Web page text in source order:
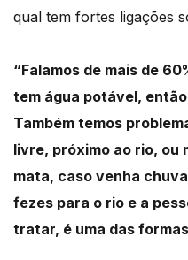
qual tem fortes ligações
“Falamos de mais de
tem água potável,
Também temos
livre, próximo ao rio, ou
mata, caso venha
fezes para o rio e a
tratar, é uma das